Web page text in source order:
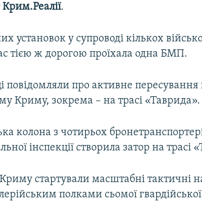
Крим.Реалії.
установок у супроводі кількох
тією ж дорогою проїхала одна БМП.
повідомляли про активне пересування
Криму, зокрема – на трасі «Таврида».
колона з чотирьох
інспекції створила затор на трасі
стартували масштабні тактичні
полками сьомої